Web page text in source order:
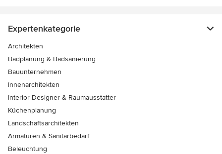
Expertenkategorie
Architekten
Badplanung & Badsanierung
Bauunternehmen
Innenarchitekten
Interior Designer & Raumausstatter
Küchenplanung
Landschaftsarchitekten
Armaturen & Sanitärbedarf
Beleuchtung